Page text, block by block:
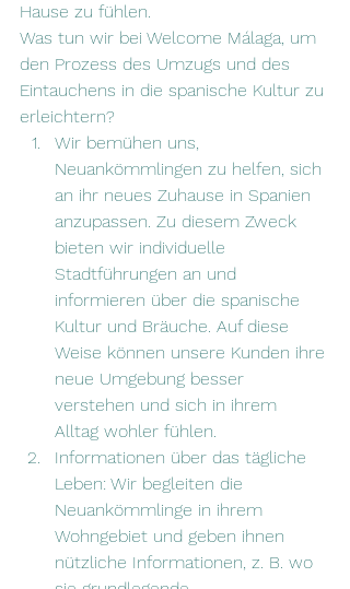
Hause zu fühlen.
Was tun wir bei Welcome Málaga, um
den Prozess des Umzugs und des
Eintauchens in die spanische Kultur zu
erleichtern?
Wir bemühen uns,
Neuankömmlingen zu helfen, sich
an ihr neues Zuhause in Spanien
anzupassen. Zu diesem Zweck
bieten wir individuelle
Stadtführungen an und
informieren über die spanische
Kultur und Bräuche. Auf diese
Weise können unsere Kunden ihre
neue Umgebung besser
verstehen und sich in ihrem
Alltag wohler fühlen.
Informationen über das tägliche
Leben: Wir begleiten die
Neuankömmlinge in ihrem
Wohngebiet und geben ihnen
nützliche Informationen, z. B. wo